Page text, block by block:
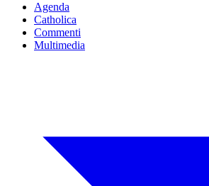
Agenda
Catholica
Commenti
Multimedia